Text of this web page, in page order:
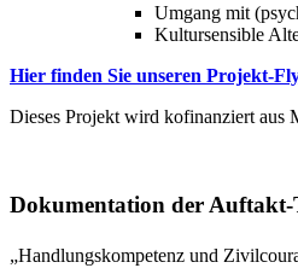
Umgang mit
Kultursensible
Hier finden Sie unseren Projekt-
Dieses Projekt wird kofinanziert aus
Dokumentation der Auftakt-
„Handlungskompetenz und